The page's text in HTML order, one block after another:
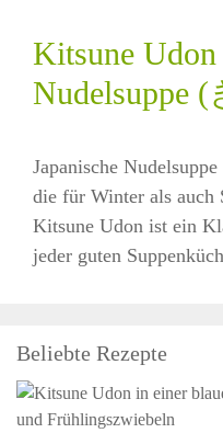
Kitsune Udon
Nudelsuppe
Japanische
die für Winter als auch
Kitsune Udon ist ein
jeder guten
Beliebte Rezepte